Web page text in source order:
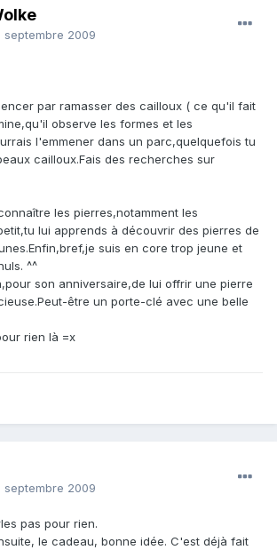
septembre 2009
par ramasser des cailloux ( ce qu'il fait
observe les formes et les
l'emmener dans un parc,quelquefois tu
cailloux.Fais des recherches sur
les pierres,notamment les
lui apprends à découvrir des pierres de
suis en core trop jeune et
^^
son anniversaire,de lui offrir une pierre
être un porte-clé avec une belle
rien là =x
septembre 2009
pas pour rien.
le cadeau, bonne idée. C'est déjà fait